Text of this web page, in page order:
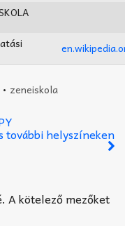
• zeneiskola
további helyszíneken
A kötelező mezőket